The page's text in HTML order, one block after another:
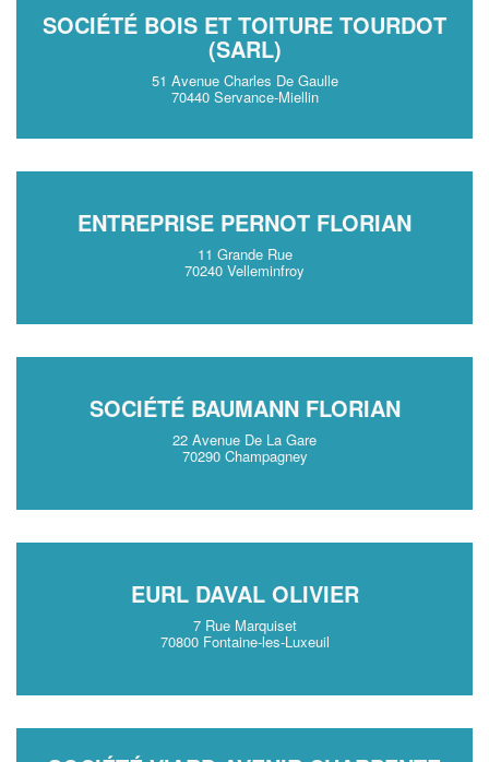
SOCIÉTÉ BOIS ET TOITURE TOURDOT
(SARL)
51 Avenue Charles De Gaulle
70440 Servance-Miellin
ENTREPRISE PERNOT FLORIAN
11 Grande Rue
70240 Velleminfroy
SOCIÉTÉ BAUMANN FLORIAN
22 Avenue De La Gare
70290 Champagney
EURL DAVAL OLIVIER
7 Rue Marquiset
70800 Fontaine-les-Luxeuil